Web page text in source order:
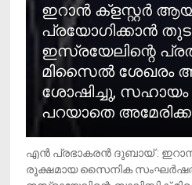
ഇറാന്‍ ക്‌ളസ്റ്റര്‍
പ്രയോഗിക്കാന്‍
ഇസ്രയേലിന്റെ
മിസൈല്‍ ശേഖരം
ശോഷിച്ചു, സഹായം
പറയാതെ അമേരിക്ക
എന്‍ പ്രഭാകരന്‍ ദുബായ് :
രൂക്ഷമായ സൈനിക